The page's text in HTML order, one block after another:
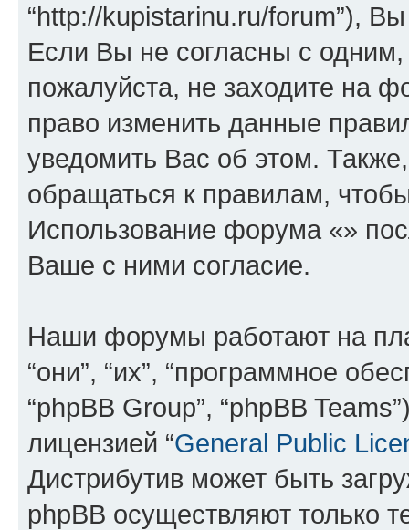
“http://kupistarinu.ru/forum”),
Если Вы не согласны с
пожалуйста, не заходите на
право изменить данные
уведомить Вас об этом.
обращаться к правилам,
Использование форума «»
Ваше с ними согласие.
Наши форумы работают на
“они”, “их”, “программное
“phpBB Group”, “phpBB
лицензией “General Public
Дистрибутив может быть
phpBB осуществляют только